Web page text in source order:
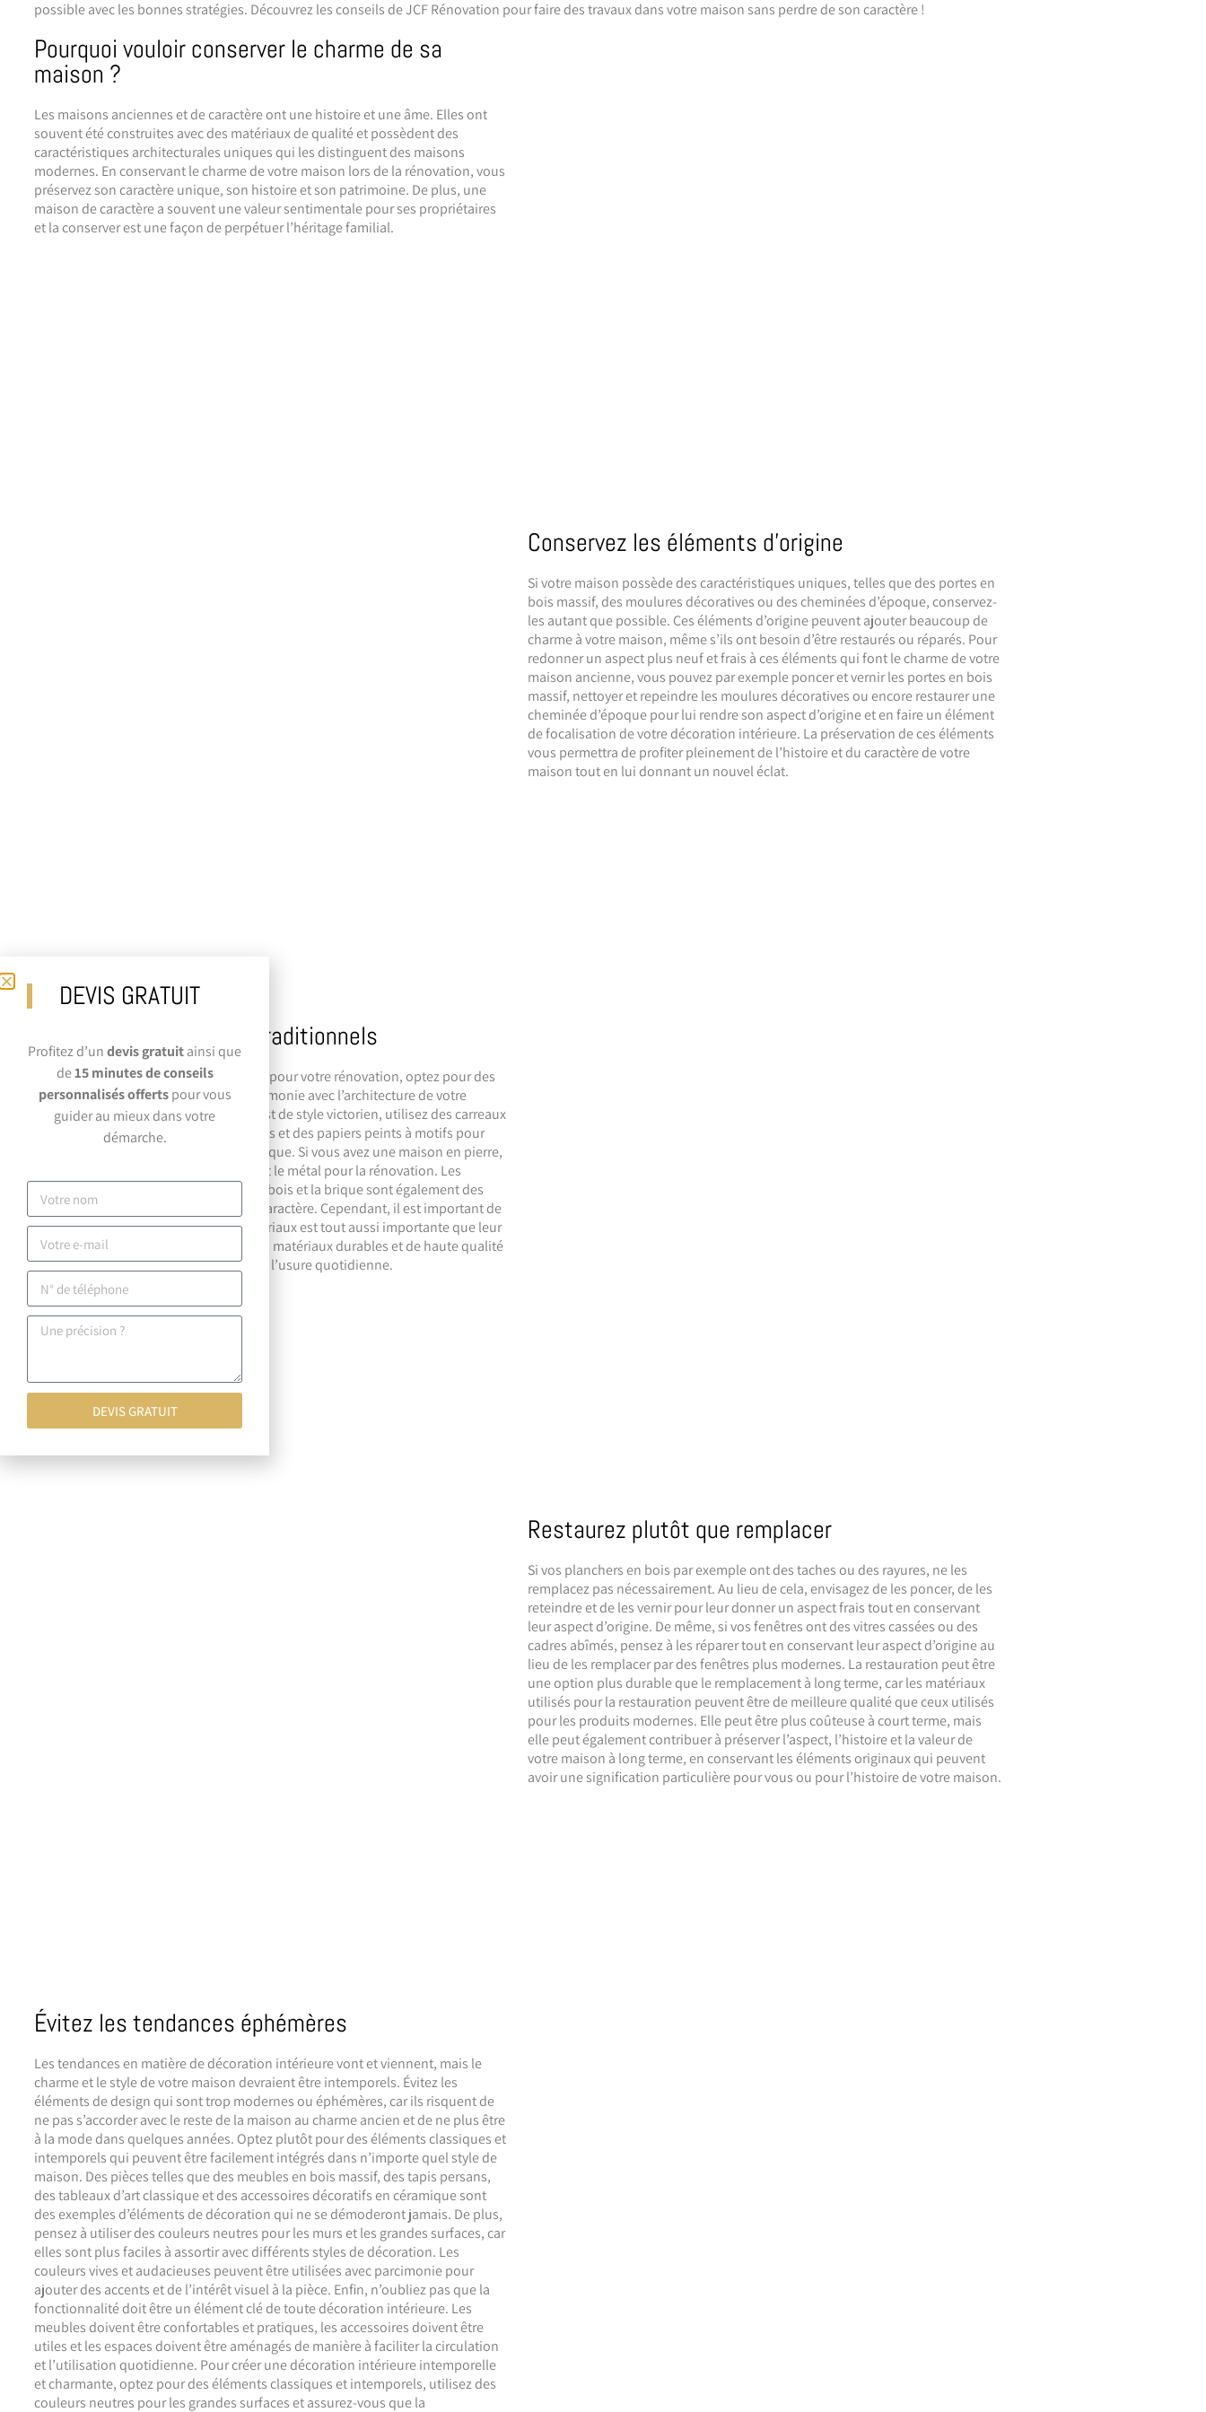
possible avec les bonnes stratégies. Découvrez les conseils de JCF Rénovation pour faire des travaux dans votre maison sans perdre de son caractère !
Pourquoi vouloir conserver le charme de sa
maison ?
Les maisons anciennes et de caractère ont une histoire et une âme. Elles ont
souvent été construites avec des matériaux de qualité et possèdent des
caractéristiques architecturales uniques qui les distinguent des maisons
modernes. En conservant le charme de votre maison lors de la rénovation, vous
préservez son caractère unique, son histoire et son patrimoine. De plus, une
maison de caractère a souvent une valeur sentimentale pour ses propriétaires
et la conserver est une façon de perpétuer l’héritage familial.
Conservez les éléments d'origine
Si votre maison possède des caractéristiques uniques, telles que des portes en
bois massif, des moulures décoratives ou des cheminées d’époque, conservez-
les autant que possible. Ces éléments d’origine peuvent ajouter beaucoup de
charme à votre maison, même s’ils ont besoin d’être restaurés ou réparés. Pour
redonner un aspect plus neuf et frais à ces éléments qui font le charme de votre
maison ancienne, vous pouvez par exemple poncer et vernir les portes en bois
massif, nettoyer et repeindre les moulures décoratives ou encore restaurer une
cheminée d’époque pour lui rendre son aspect d’origine et en faire un élément
de focalisation de votre décoration intérieure. La préservation de ces éléments
vous permettra de profiter pleinement de l’histoire et du caractère de votre
maison tout en lui donnant un nouvel éclat.
Utilisez des matériaux traditionnels
Lorsque vous choisissez des matériaux pour votre rénovation, optez pour des
matériaux traditionnels qui sont en harmonie avec l’architecture de votre
maison. Par exemple, si votre maison est de style victorien, utilisez des carreaux
de céramique, des moulures décoratives et des papiers peints à motifs pour
conserver l’aspect authentique de l’époque. Si vous avez une maison en pierre,
utilisez des matériaux tels que le bois et le métal pour la rénovation. Les
matériaux naturels tels que la pierre, le bois et la brique sont également des
choix populaires pour les maisons de caractère. Cependant, il est important de
garder à l’esprit que la qualité des matériaux est tout aussi importante que leur
esthétique. Assurez-vous de choisir des matériaux durables et de haute qualité
qui dureront longtemps et résisteront à l’usure quotidienne.
Restaurez plutôt que remplacer
Si vos planchers en bois par exemple ont des taches ou des rayures, ne les
remplacez pas nécessairement. Au lieu de cela, envisagez de les poncer, de les
reteindre et de les vernir pour leur donner un aspect frais tout en conservant
leur aspect d’origine. De même, si vos fenêtres ont des vitres cassées ou des
cadres abîmés, pensez à les réparer tout en conservant leur aspect d’origine au
lieu de les remplacer par des fenêtres plus modernes. La restauration peut être
une option plus durable que le remplacement à long terme, car les matériaux
utilisés pour la restauration peuvent être de meilleure qualité que ceux utilisés
pour les produits modernes. Elle peut être plus coûteuse à court terme, mais
elle peut également contribuer à préserver l’aspect, l’histoire et la valeur de
votre maison à long terme, en conservant les éléments originaux qui peuvent
avoir une signification particulière pour vous ou pour l’histoire de votre maison.
Évitez les tendances éphémères
Les tendances en matière de décoration intérieure vont et viennent, mais le
charme et le style de votre maison devraient être intemporels. Évitez les
éléments de design qui sont trop modernes ou éphémères, car ils risquent de
ne pas s’accorder avec le reste de la maison au charme ancien et de ne plus être
à la mode dans quelques années. Optez plutôt pour des éléments classiques et
intemporels qui peuvent être facilement intégrés dans n’importe quel style de
maison. Des pièces telles que des meubles en bois massif, des tapis persans,
des tableaux d’art classique et des accessoires décoratifs en céramique sont
des exemples d’éléments de décoration qui ne se démoderont jamais. De plus,
pensez à utiliser des couleurs neutres pour les murs et les grandes surfaces, car
elles sont plus faciles à assortir avec différents styles de décoration. Les
couleurs vives et audacieuses peuvent être utilisées avec parcimonie pour
ajouter des accents et de l’intérêt visuel à la pièce. Enfin, n’oubliez pas que la
fonctionnalité doit être un élément clé de toute décoration intérieure. Les
meubles doivent être confortables et pratiques, les accessoires doivent être
utiles et les espaces doivent être aménagés de manière à faciliter la circulation
et l’utilisation quotidienne. Pour créer une décoration intérieure intemporelle
et charmante, optez pour des éléments classiques et intemporels, utilisez des
couleurs neutres pour les grandes surfaces et assurez-vous que la
DEVIS GRATUIT
Profitez d’undevis gratuitainsi que
de15 minutes de conseils
personnalisés offertspour vous
guider au mieux dans votre
démarche.
DEVIS GRATUIT